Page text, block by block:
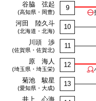
9
谷脇 弦起
(高知県・岡豊)
10
河田 陸久斗
(北海道・北海)
11
川頭 渉
(佐賀県・佐賀北)
12
原 海人
(埼玉県・埼玉栄)
13
菊池 駿星
(愛知県・大成)
井上 心海